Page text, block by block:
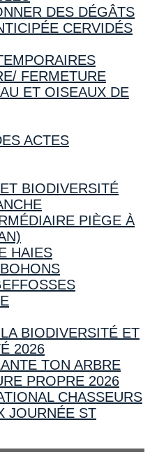
DES DÉGÂTS
CERVIDÉS
FERMETURE
ET OISEAUX DE
ACTES
BIODIVERSITÉ
PIÈGE À
HAIES
BIODIVERSITÉ ET
2026
TON ARBRE
PROPRE 2026
CHASSEURS
JOURNÉE ST